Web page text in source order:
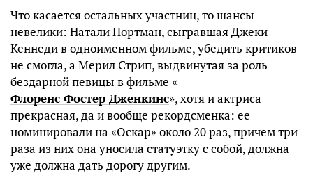
Что касается остальных участниц, то шансы
невелики: Натали Портман, сыгравшая Джеки
Кеннеди в одноименном фильме, убедить критиков
не смогла, а Мерил Стрип, выдвинутая за роль
бездарной певицы в фильме «
Флоренс Фостер Дженкинс», хотя и актриса
прекрасная, да и вообще рекордсменка: ее
номинировали на «Оскар» около 20 раз, причем три
раза из них она уносила статуэтку с собой, должна
уже должна дать дорогу другим.